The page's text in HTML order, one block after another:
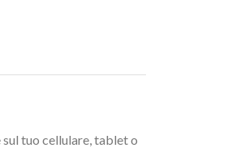
tuo cellulare, tablet o